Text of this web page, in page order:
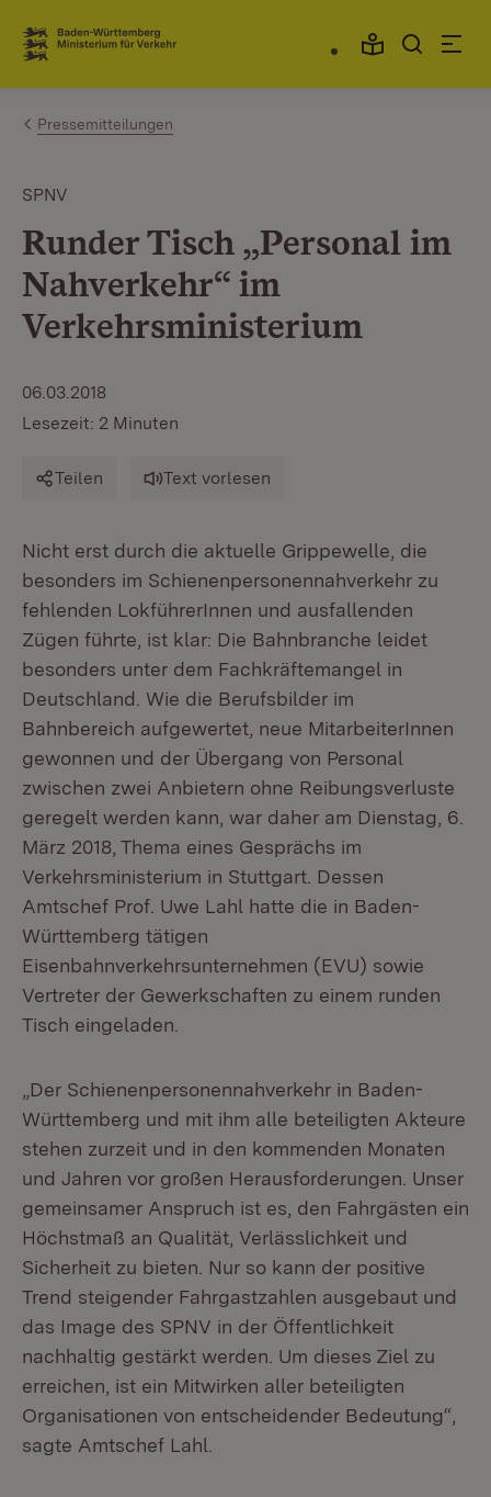
Zum Inhalt springen
Link zur Startseite
Pressemitteilungen
SPNV
Runder Tisch „Personal im
Nahverkehr“ im
Verkehrsministerium
06.03.2018
Lesezeit: 2 Minuten
Teilen Text vorlesen
Nicht erst durch die aktuelle Grippewelle, die
besonders im Schienenpersonennahverkehr zu
fehlenden LokführerInnen und ausfallenden
Zügen führte, ist klar: Die Bahnbranche leidet
besonders unter dem Fachkräftemangel in
Deutschland. Wie die Berufsbilder im
Bahnbereich aufgewertet, neue MitarbeiterInnen
gewonnen und der Übergang von Personal
zwischen zwei Anbietern ohne Reibungsverluste
geregelt werden kann, war daher am Dienstag, 6.
März 2018, Thema eines Gesprächs im
Verkehrsministerium in Stuttgart. Dessen
Amtschef Prof. Uwe Lahl hatte die in Baden-
Württemberg tätigen
Eisenbahnverkehrsunternehmen (EVU) sowie
Vertreter der Gewerkschaften zu einem runden
Tisch eingeladen.
„Der Schienenpersonennahverkehr in Baden-
Württemberg und mit ihm alle beteiligten Akteure
stehen zurzeit und in den kommenden Monaten
und Jahren vor großen Herausforderungen. Unser
gemeinsamer Anspruch ist es, den Fahrgästen ein
Höchstmaß an Qualität, Verlässlichkeit und
Sicherheit zu bieten. Nur so kann der positive
Trend steigender Fahrgastzahlen ausgebaut und
das Image des SPNV in der Öffentlichkeit
nachhaltig gestärkt werden. Um dieses Ziel zu
erreichen, ist ein Mitwirken aller beteiligten
Organisationen von entscheidender Bedeutung“,
sagte Amtschef Lahl.